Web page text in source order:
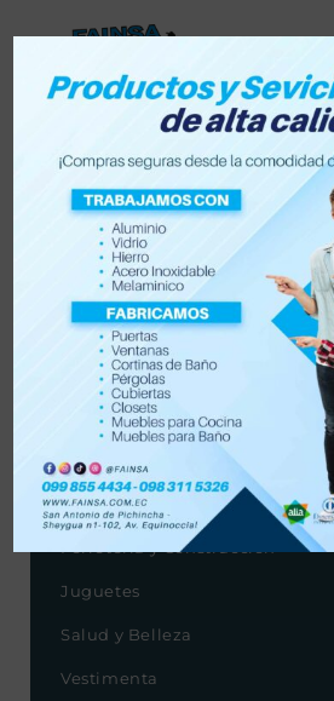
Lista de deseos
0
Tienda
Accesorios para vehículo y moto
Accesorios de hogar
Electrónica
Ferretería y Construcción
Juguetes
Salud y Belleza
Vestimenta